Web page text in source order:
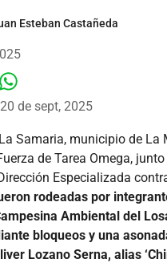
Esteban Castañeda
de sept, 2025
Samaria, municipio de La
de Tarea Omega,
Especializada
rodeadas por
Ambiental del
bloqueos y una
Lozano Serna, alias